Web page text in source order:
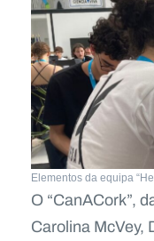
Elementos da equipa
O “CanACork”,
Carolina McVey,